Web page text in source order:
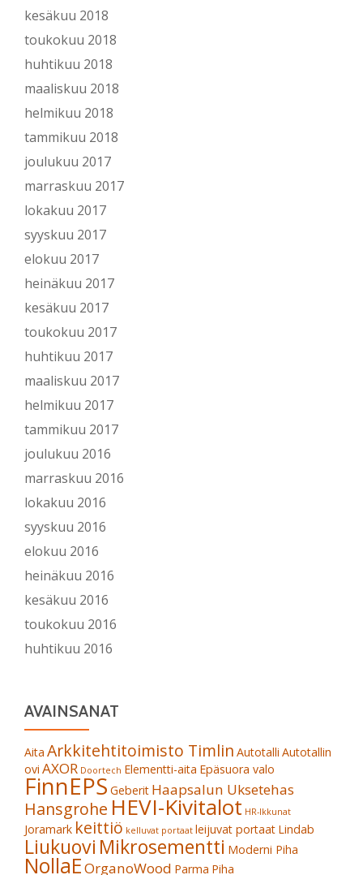
kesäkuu 2018
toukokuu 2018
huhtikuu 2018
maaliskuu 2018
helmikuu 2018
tammikuu 2018
joulukuu 2017
marraskuu 2017
lokakuu 2017
syyskuu 2017
elokuu 2017
heinäkuu 2017
kesäkuu 2017
toukokuu 2017
huhtikuu 2017
maaliskuu 2017
helmikuu 2017
tammikuu 2017
joulukuu 2016
marraskuu 2016
lokakuu 2016
syyskuu 2016
elokuu 2016
heinäkuu 2016
kesäkuu 2016
toukokuu 2016
huhtikuu 2016
AVAINSANAT
Aita Arkkitehtitoimisto Timlin Autotalli Autotallin
ovi AXOR Doortech Elementti-aita Epäsuora valo
FinnEPS Geberit Haapsalun Uksetehas
Hansgrohe HEVI-Kivitalot HR-Ikkunat
Joramark keittiö kelluvat portaat leijuvat portaat Lindab
Liukuovi Mikrosementti Moderni Piha
NollaEOrganoWood Parma Piha